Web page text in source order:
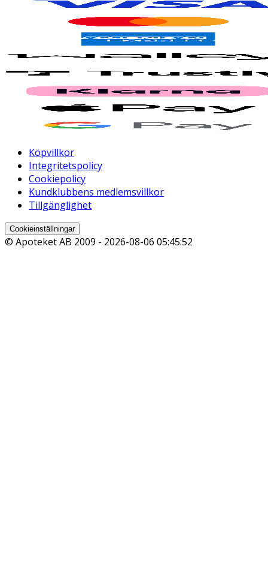
Köpvillkor
Integritetspolicy
Cookiepolicy
Kundklubbens medlemsvillkor
Tillgänglighet
Cookieinställningar
© Apoteket AB 2009 - 2026-08-06 05:45:52